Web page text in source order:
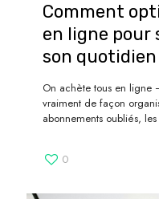
Comment
en ligne pour
son quotidien
On achète tous en ligne
vraiment de façon
abonnements oubliés,
0